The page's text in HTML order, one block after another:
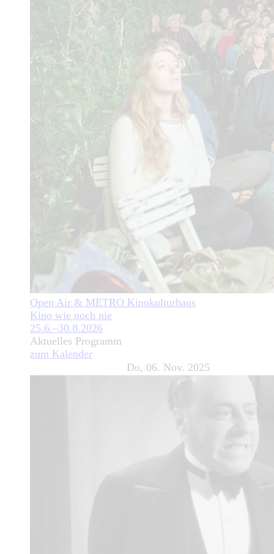
Open Air & METRO Kinokulturhaus
Kino wie noch nie
25.6.–30.8.2026
Aktuelles Programm
zum Kalender
Do, 06. Nov. 2025